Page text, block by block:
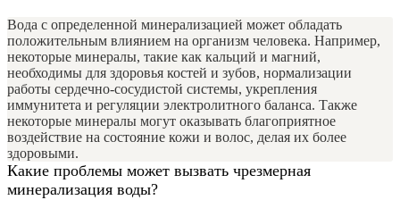
Вода с определенной минерализацией может обладать
положительным влиянием на организм человека. Например,
некоторые минералы, такие как кальций и магний,
необходимы для здоровья костей и зубов, нормализации
работы сердечно-сосудистой системы, укрепления
иммунитета и регуляции электролитного баланса. Также
некоторые минералы могут оказывать благоприятное
воздействие на состояние кожи и волос, делая их более
здоровыми.
Какие проблемы может вызвать чрезмерная
минерализация воды?